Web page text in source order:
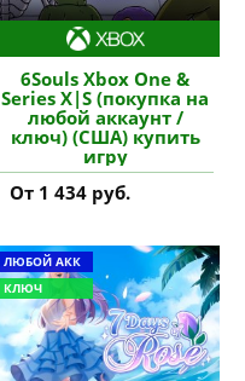
6Souls Xbox One &
Series X|S (покупка на
любой аккаунт /
ключ) (США) купить
игру
От 1 434 руб.
ЛЮБОЙ АКК
КЛЮЧ